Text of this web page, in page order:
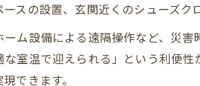
スの設置、玄関近くのシューズク
ム設備による遠隔操作など、災
室温で迎えられる」という利便
できます。